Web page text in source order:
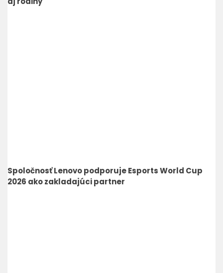
Spoločnosť Lenovo podporuje Esports World Cup
2026 ako zakladajúci partner